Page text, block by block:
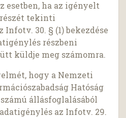
esetben, ha az igényelt
tekinti
30. § (1) bekezdése
részbeni
küldje meg számomra.
hogy a Nemzeti
Hatóság
állásfoglalásából
az Infotv. 29.